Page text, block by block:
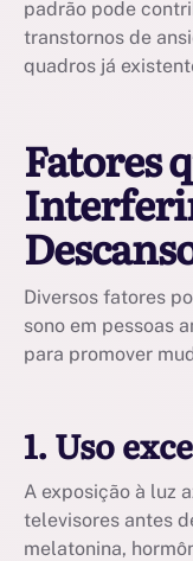
padrão pode
transtornos de
quadros já
Fatores
Diversos fatores
sono em pessoas
para promover
1. Uso
A exposição à luz
televisores antes
melatonina,